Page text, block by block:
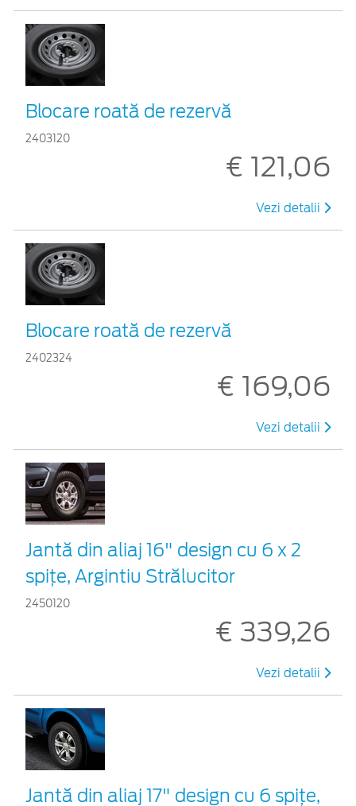
Blocare roată de rezervă
2403120
€ 121,06
Vezi detalii
Blocare roată de rezervă
2402324
€ 169,06
Vezi detalii
Jantă din aliaj 16" design cu 6 x 2
spiţe, Argintiu Strălucitor
2450120
€ 339,26
Vezi detalii
Jantă din aliaj 17" design cu 6 spițe,